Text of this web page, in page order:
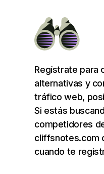
Regístrate para
alternativas y
tráfico web,
Si estás
competidores
cliffsnotes.com
cuando te